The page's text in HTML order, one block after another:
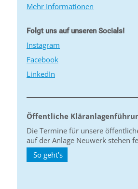
Mehr Informationen
Folgt uns auf unseren Socials!
Instagram
Facebook
LinkedIn
Öffentliche
Die Termine für unsere
auf der Anlage Neuwerk stehen
So geht's